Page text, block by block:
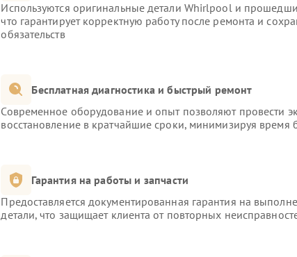
Используются оригинальные детали Whirlpool и
что гарантирует корректную работу после ремонта и
обязательств
Бесплатная диагностика и быстрый ремонт
Современное оборудование и опыт позволяют провести
восстановление в кратчайшие сроки, минимизируя время
Гарантия на работы и запчасти
Предоставляется документированная гарантия на
детали, что защищает клиента от повторных